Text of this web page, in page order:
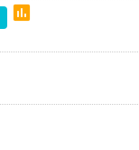
poll